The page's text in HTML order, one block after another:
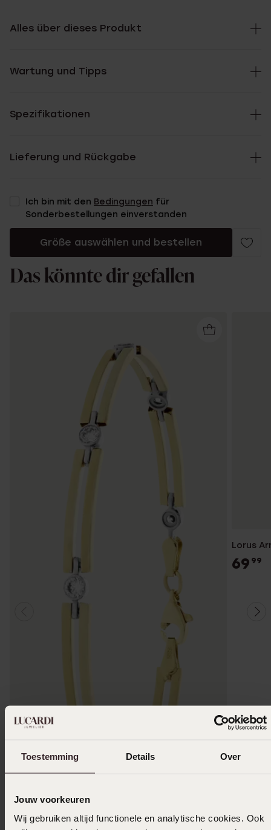
Toestemming Details Over
Jouw voorkeuren
Wij gebruiken altijd functionele en analytische cookies. Ook
Alles über dieses Produkt
Wartung und Tipps
Spezifikationen
Lieferung und Rückgabe
Ich bin mit den Bedingungen für
Sonderbestellungen einverstanden
Größe auswählen und bestellen
Das könnte dir gefallen
Nachhaltig
Lorus
69 99